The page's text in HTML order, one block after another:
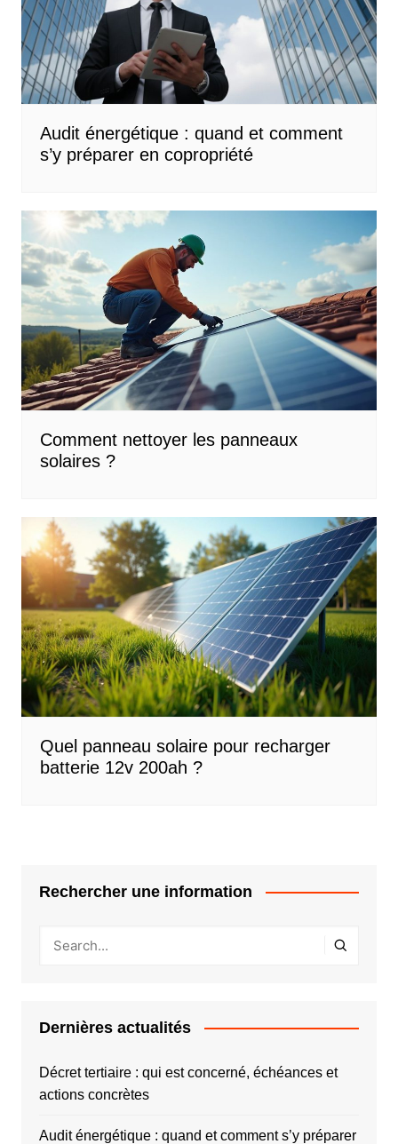
Audit énergétique : quand et comment
s’y préparer en copropriété
Comment nettoyer les panneaux
solaires ?
Quel panneau solaire pour recharger
batterie 12v 200ah ?
Rechercher une information
Dernières actualités
Décret tertiaire : qui est concerné, échéances et
actions concrètes
Audit énergétique : quand et comment s’y préparer